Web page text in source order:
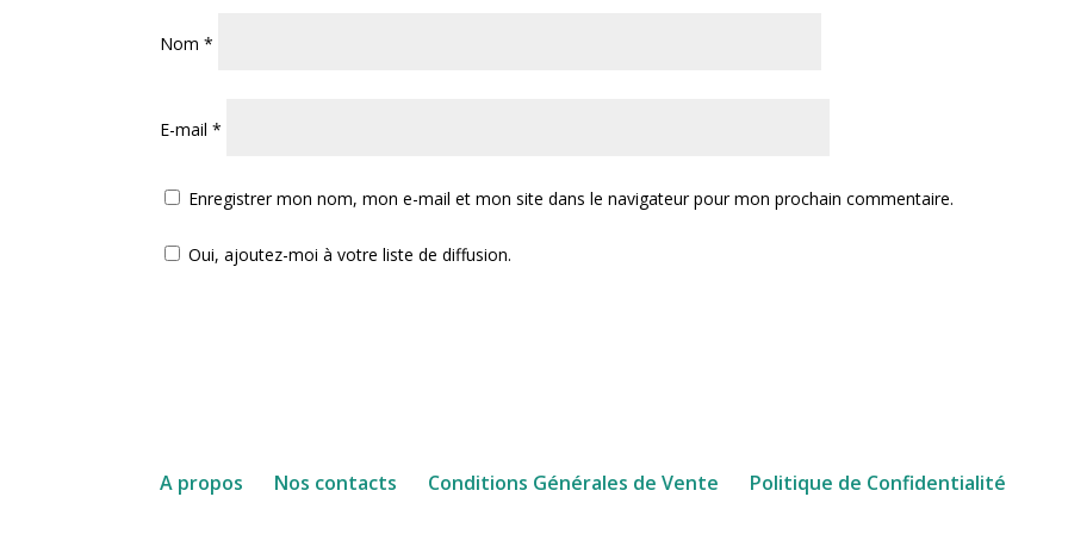
Nom*
E-mail*
Enregistrer mon nom, mon e-mail et mon site dans le navigateur pour mon prochain commentaire.
Oui, ajoutez-moi à votre liste de diffusion.
A propos Nos contacts Conditions Générales de Vente Politique de Confidentialité